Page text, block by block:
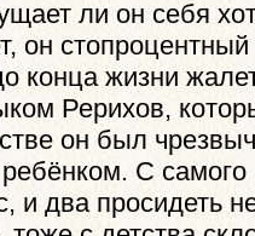
ли он себя
он
конца жизни
Рерихов,
он был
С самого
и два просидеть